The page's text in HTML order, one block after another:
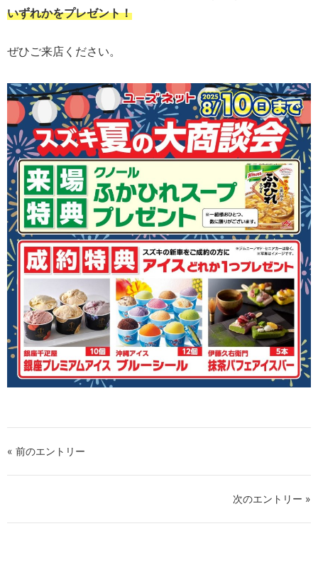
いずれかをプレゼント！
ぜひご来店ください。
« 前のエントリー
次のエントリー »